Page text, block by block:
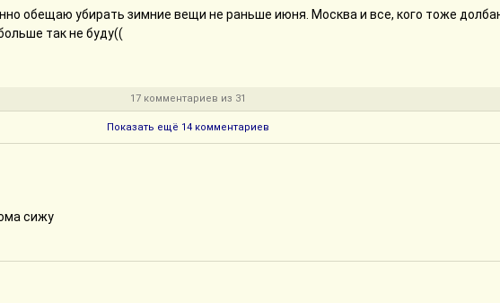
обещаю убирать зимние вещи не раньше июня. Москва и все, кого тоже
так не буду((
17 комментариев из 31
Показать ещё 14 комментариев
сижу